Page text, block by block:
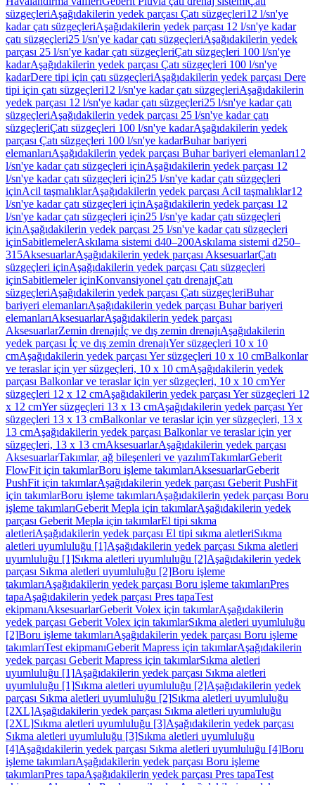
süzgeçleriAşağıdakilerin yedek parçası Çatı süzgeçleri12 l/sn'ye
kadar çatı süzgeçleriAşağıdakilerin yedek parçası 12 l/sn'ye kadar
çatı süzgeçleri25 l/sn'ye kadar çatı süzgeçleriAşağıdakilerin yedek
parçası 25 l/sn'ye kadar çatı süzgeçleriÇatı süzgeçleri 100 l/sn'ye
kadarAşağıdakilerin yedek parçası Çatı süzgeçleri 100 l/sn'ye
kadarDere tipi için çatı süzgeçleriAşağıdakilerin yedek parçası Dere
tipi için çatı süzgeçleri12 l/sn'ye kadar çatı süzgeçleriAşağıdakilerin
yedek parçası 12 l/sn'ye kadar çatı süzgeçleri25 l/sn'ye kadar çatı
süzgeçleriAşağıdakilerin yedek parçası 25 l/sn'ye kadar çatı
süzgeçleriÇatı süzgeçleri 100 l/sn'ye kadarAşağıdakilerin yedek
parçası Çatı süzgeçleri 100 l/sn'ye kadarBuhar bariyeri
elemanlarıAşağıdakilerin yedek parçası Buhar bariyeri elemanları12
l/sn'ye kadar çatı süzgeçleri içinAşağıdakilerin yedek parçası 12
l/sn'ye kadar çatı süzgeçleri için25 l/sn'ye kadar çatı süzgeçleri
içinAcil taşmalıklarAşağıdakilerin yedek parçası Acil taşmalıklar12
l/sn'ye kadar çatı süzgeçleri içinAşağıdakilerin yedek parçası 12
l/sn'ye kadar çatı süzgeçleri için25 l/sn'ye kadar çatı süzgeçleri
içinAşağıdakilerin yedek parçası 25 l/sn'ye kadar çatı süzgeçleri
içinSabitlemelerAskılama sistemi d40–200Askılama sistemi d250–
315AksesuarlarAşağıdakilerin yedek parçası AksesuarlarÇatı
süzgeçleri içinAşağıdakilerin yedek parçası Çatı süzgeçleri
içinSabitlemeler içinKonvansiyonel çatı drenajıÇatı
süzgeçleriAşağıdakilerin yedek parçası Çatı süzgeçleriBuhar
bariyeri elemanlarıAşağıdakilerin yedek parçası Buhar bariyeri
elemanlarıAksesuarlarAşağıdakilerin yedek parçası
AksesuarlarZemin drenajıİç ve dış zemin drenajıAşağıdakilerin
yedek parçası İç ve dış zemin drenajıYer süzgeçleri 10 x 10
cmAşağıdakilerin yedek parçası Yer süzgeçleri 10 x 10 cmBalkonlar
ve teraslar için yer süzgeçleri, 10 x 10 cmAşağıdakilerin yedek
parçası Balkonlar ve teraslar için yer süzgeçleri, 10 x 10 cmYer
süzgeçleri 12 x 12 cmAşağıdakilerin yedek parçası Yer süzgeçleri 12
x 12 cmYer süzgeçleri 13 x 13 cmAşağıdakilerin yedek parçası Yer
süzgeçleri 13 x 13 cmBalkonlar ve teraslar için yer süzgeçleri, 13 x
13 cmAşağıdakilerin yedek parçası Balkonlar ve teraslar için yer
süzgeçleri, 13 x 13 cmAksesuarlarAşağıdakilerin yedek parçası
AksesuarlarTakımlar, ağ bileşenleri ve yazılımTakımlarGeberit
FlowFit için takımlarBoru işleme takımlarıAksesuarlarGeberit
PushFit için takımlarAşağıdakilerin yedek parçası Geberit PushFit
için takımlarBoru işleme takımlarıAşağıdakilerin yedek parçası Boru
işleme takımlarıGeberit Mepla için takımlarAşağıdakilerin yedek
parçası Geberit Mepla için takımlarEl tipi sıkma
aletleriAşağıdakilerin yedek parçası El tipi sıkma aletleriSıkma
aletleri uyumluluğu [1]Aşağıdakilerin yedek parçası Sıkma aletleri
uyumluluğu [1]Sıkma aletleri uyumluluğu [2]Aşağıdakilerin yedek
parçası Sıkma aletleri uyumluluğu [2]Boru işleme
takımlarıAşağıdakilerin yedek parçası Boru işleme takımlarıPres
tapaAşağıdakilerin yedek parçası Pres tapaTest
ekipmanıAksesuarlarGeberit Volex için takımlarAşağıdakilerin
yedek parçası Geberit Volex için takımlarSıkma aletleri uyumluluğu
[2]Boru işleme takımlarıAşağıdakilerin yedek parçası Boru işleme
takımlarıTest ekipmanıGeberit Mapress için takımlarAşağıdakilerin
yedek parçası Geberit Mapress için takımlarSıkma aletleri
uyumluluğu [1]Aşağıdakilerin yedek parçası Sıkma aletleri
uyumluluğu [1]Sıkma aletleri uyumluluğu [2]Aşağıdakilerin yedek
parçası Sıkma aletleri uyumluluğu [2]Sıkma aletleri uyumluluğu
[2XL]Aşağıdakilerin yedek parçası Sıkma aletleri uyumluluğu
[2XL]Sıkma aletleri uyumluluğu [3]Aşağıdakilerin yedek parçası
Sıkma aletleri uyumluluğu [3]Sıkma aletleri uyumluluğu
[4]Aşağıdakilerin yedek parçası Sıkma aletleri uyumluluğu [4]Boru
işleme takımlarıAşağıdakilerin yedek parçası Boru işleme
takımlarıPres tapaAşağıdakilerin yedek parçası Pres tapaTest